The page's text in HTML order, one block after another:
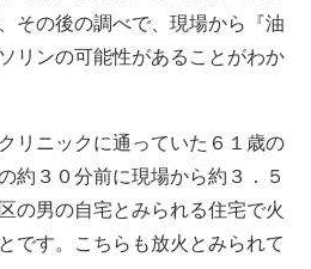
その後の調べで、現場から『油
リンの可能性があることがわか
リニックに通っていた６１歳の
約３０分前に現場から約３．５
の男の自宅とみられる住宅で火
です。こちらも放火とみられて